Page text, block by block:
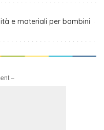
e materiali per bambini
–